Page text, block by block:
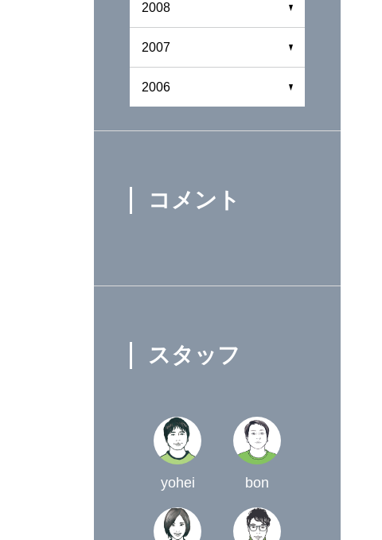
2008
2007
2006
コメント
スタッフ
yohei bon